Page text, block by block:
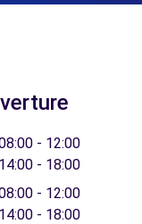
- 12:00
14:00 - 18:00
- 12:00
14:00 - 18:00